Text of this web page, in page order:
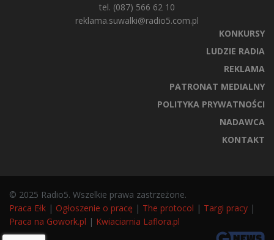
tel. (087) 566 62 10
reklama.suwalki@radio5.com.pl
KONKURSY
LUDZIE RADIA
REKLAMA
PATRONAT MEDIALNY
POLITYKA PRYWATNOŚCI
NADAWCA
KONTAKT
© 2025 Radio5. Wszelkie prawa zastrzeżone.
Praca Ełk | Ogłoszenie o pracę | The protocol | Targi pracy |
Praca na Gowork.pl | Kwiaciarnia Laflora.pl